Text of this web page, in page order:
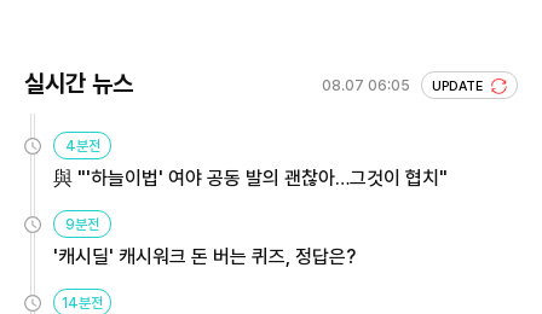
실시간 뉴스 08.07 06:05 UPDATE
4분전
與 "'하늘이법' 여야 공동 발의 괜찮아…그것이 협치"
9분전
'캐시딜' 캐시워크 돈 버는 퀴즈, 정답은?
14분전